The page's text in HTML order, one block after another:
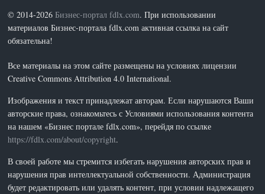
© 2014-2026Бизнес-портал fdlx.com. При использовании
материалов Бизнес-портала fdlx.com активная ссылка на сайт
обязательна!
Все материалы на этом сайте размещены на условиях лицензии
Creative Commons Attribution 4.0 International.
Изображения и текст принадлежат авторам. Если нарушаются Ваши
авторские права, ознакомьтесь с Условиями использования контента
на нашем «Бизнес портале fdlx.com», перейдя по ссылке
https://fdlx.com/about/copyright.
В своей работе мы стремится избегать нарушения авторских прав и
нарушения прав интеллектуальной собственности. Администрация
будет редактировать или удалять контент, при условии надлежащего